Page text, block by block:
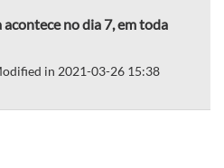
no dia 7, em toda
in 2021-03-26 15:38